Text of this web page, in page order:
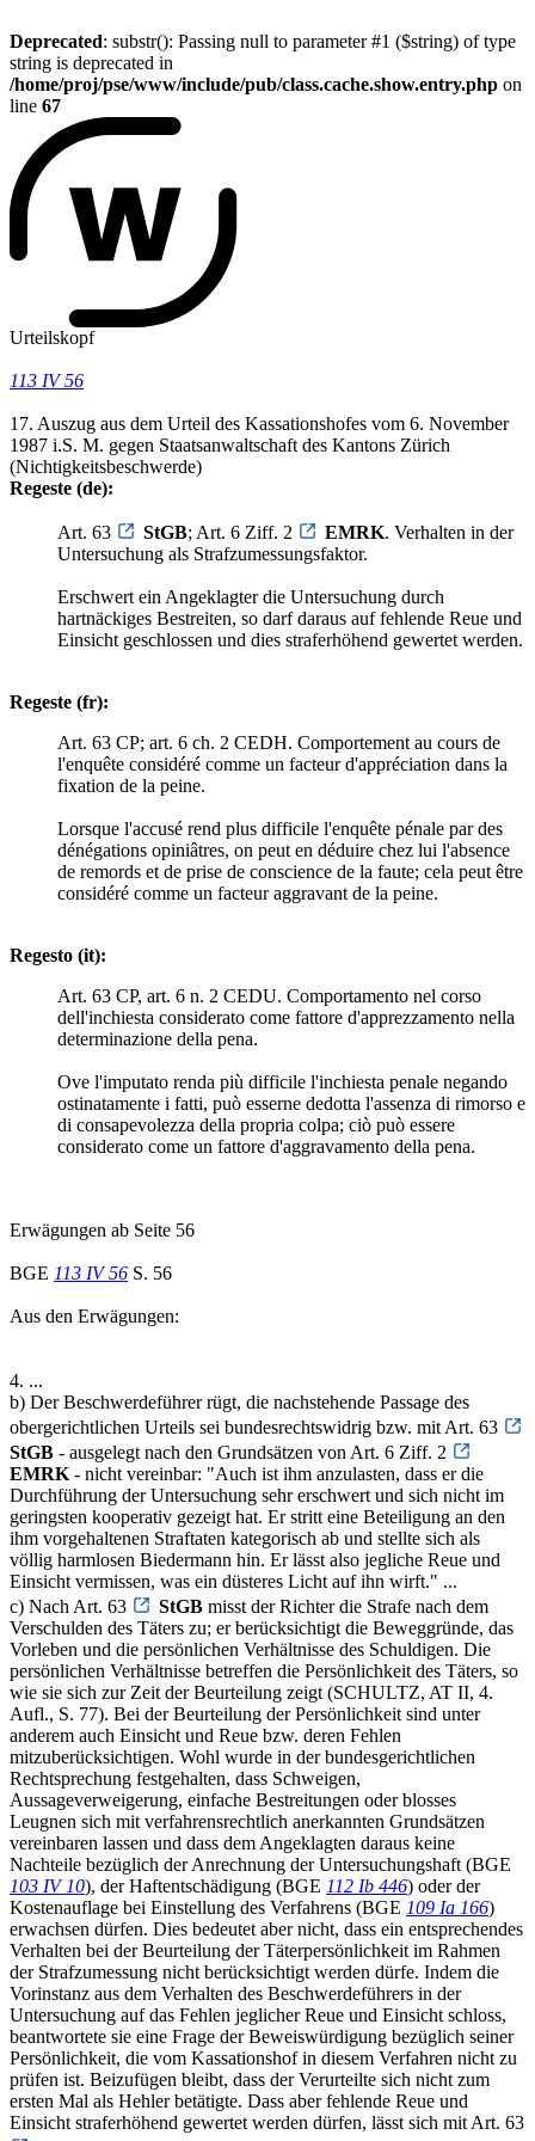
Deprecated: substr(): Passing null to parameter #1 ($string) of type
string is deprecated in
/home/proj/pse/www/include/pub/class.cache.show.entry.php on
line 67
Urteilskopf
113 IV 56
17. Auszug aus dem Urteil des Kassationshofes vom 6. November
1987 i.S. M. gegen Staatsanwaltschaft des Kantons Zürich
(Nichtigkeitsbeschwerde)
Regeste (de):
Art. 63 StGB; Art. 6 Ziff. 2 EMRK. Verhalten in der
Untersuchung als Strafzumessungsfaktor.
Erschwert ein Angeklagter die Untersuchung durch
hartnäckiges Bestreiten, so darf daraus auf fehlende Reue und
Einsicht geschlossen und dies straferhöhend gewertet werden.
Regeste (fr):
Art. 63 CP; art. 6 ch. 2 CEDH. Comportement au cours de
l'enquête considéré comme un facteur d'appréciation dans la
fixation de la peine.
Lorsque l'accusé rend plus difficile l'enquête pénale par des
dénégations opiniâtres, on peut en déduire chez lui l'absence
de remords et de prise de conscience de la faute; cela peut être
considéré comme un facteur aggravant de la peine.
Regesto (it):
Art. 63 CP, art. 6 n. 2 CEDU. Comportamento nel corso
dell'inchiesta considerato come fattore d'apprezzamento nella
determinazione della pena.
Ove l'imputato renda più difficile l'inchiesta penale negando
ostinatamente i fatti, può esserne dedotta l'assenza di rimorso e
di consapevolezza della propria colpa; ciò può essere
considerato come un fattore d'aggravamento della pena.
Erwägungen ab Seite 56
BGE 113 IV 56 S. 56
Aus den Erwägungen:
4. ...
b) Der Beschwerdeführer rügt, die nachstehende Passage des
obergerichtlichen Urteils sei bundesrechtswidrig bzw. mit Art. 63
StGB - ausgelegt nach den Grundsätzen von Art. 6 Ziff. 2
EMRK - nicht vereinbar: "Auch ist ihm anzulasten, dass er die
Durchführung der Untersuchung sehr erschwert und sich nicht im
geringsten kooperativ gezeigt hat. Er stritt eine Beteiligung an den
ihm vorgehaltenen Straftaten kategorisch ab und stellte sich als
völlig harmlosen Biedermann hin. Er lässt also jegliche Reue und
Einsicht vermissen, was ein düsteres Licht auf ihn wirft." ...
c) Nach Art. 63
StGB misst der Richter die Strafe nach dem
Verschulden des Täters zu; er berücksichtigt die Beweggründe, das
Vorleben und die persönlichen Verhältnisse des Schuldigen. Die
persönlichen Verhältnisse betreffen die Persönlichkeit des Täters, so
wie sie sich zur Zeit der Beurteilung zeigt (SCHULTZ, AT II, 4.
Aufl., S. 77). Bei der Beurteilung der Persönlichkeit sind unter
anderem auch Einsicht und Reue bzw. deren Fehlen
mitzuberücksichtigen. Wohl wurde in der bundesgerichtlichen
Rechtsprechung festgehalten, dass Schweigen,
Aussageverweigerung, einfache Bestreitungen oder blosses
Leugnen sich mit verfahrensrechtlich anerkannten Grundsätzen
vereinbaren lassen und dass dem Angeklagten daraus keine
Nachteile bezüglich der Anrechnung der Untersuchungshaft (BGE
103 IV 10), der Haftentschädigung (BGE 112 Ib 446) oder der
Kostenauflage bei Einstellung des Verfahrens (BGE 109 Ia 166)
erwachsen dürfen. Dies bedeutet aber nicht, dass ein entsprechendes
Verhalten bei der Beurteilung der Täterpersönlichkeit im Rahmen
der Strafzumessung nicht berücksichtigt werden dürfe. Indem die
Vorinstanz aus dem Verhalten des Beschwerdeführers in der
Untersuchung auf das Fehlen jeglicher Reue und Einsicht schloss,
beantwortete sie eine Frage der Beweiswürdigung bezüglich seiner
Persönlichkeit, die vom Kassationshof in diesem Verfahren nicht zu
prüfen ist. Beizufügen bleibt, dass der Verurteilte sich nicht zum
ersten Mal als Hehler betätigte. Dass aber fehlende Reue und
Einsicht straferhöhend gewertet werden dürfen, lässt sich mit Art. 63